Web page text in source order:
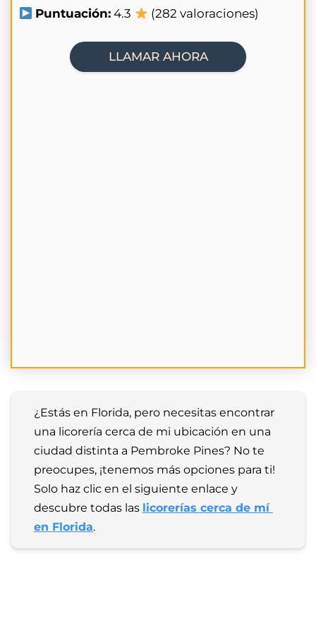
Puntuación: 4.3 (282 valoraciones)
LLAMAR AHORA
¿Estás en Florida, pero necesitas encontrar
una licorería cerca de mi ubicación en una
ciudad distinta a Pembroke Pines? No te
preocupes, ¡tenemos más opciones para ti!
Solo haz clic en el siguiente enlace y
descubre todas las licorerías cerca de mí
en Florida.